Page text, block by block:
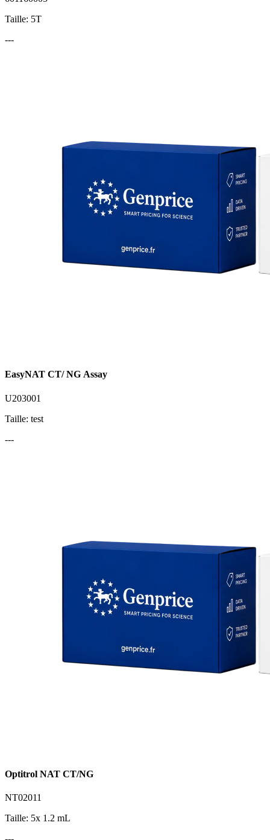
Taille: 5T
---
EasyNAT CT/ NG Assay
U203001
Taille: test
---
Optitrol NAT CT/NG
NT02011
Taille: 5x 1.2 mL